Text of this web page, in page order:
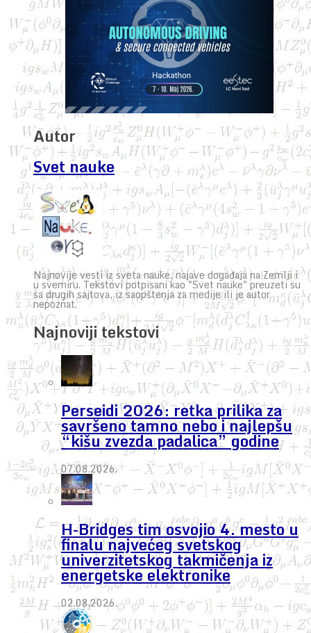
Autor
Svet nauke
Najnovije vesti iz sveta nauke, najave događaja na Zemlji i
u svemiru. Tekstovi potpisani kao "Svet nauke" preuzeti su
sa drugih sajtova, iz saopštenja za medije ili je autor
nepoznat.
Najnoviji tekstovi
Perseidi 2026: retka prilika za
savršeno tamno nebo i najlepšu
“kišu zvezda padalica” godine
07.08.2026.
H-Bridges tim osvojio 4. mesto u
finalu najvećeg svetskog
univerzitetskog takmičenja iz
energetske elektronike
02.08.2026.